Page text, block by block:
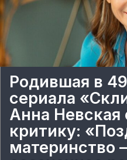
Родившая в
сериала
Анна Невская
критику:
материнство